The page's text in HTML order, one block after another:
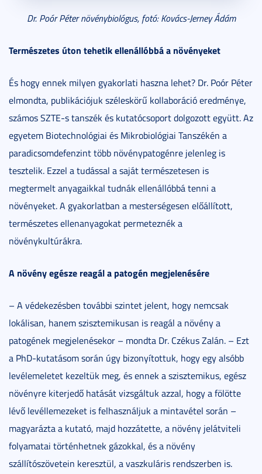
Dr. Poór Péter növénybiológus, fotó: Kovács-Jerney Ádám
Természetes úton tehetik ellenállóbbá a növényeket
És hogy ennek milyen gyakorlati haszna lehet? Dr. Poór Péter
elmondta, publikációjuk széleskörű kollaboráció eredménye,
számos SZTE-s tanszék és kutatócsoport dolgozott együtt. Az
egyetem Biotechnológiai és Mikrobiológiai Tanszékén a
paradicsomdefenzint több növénypatogénre jelenleg is
tesztelik. Ezzel a tudással a saját természetesen is
megtermelt anyagaikkal tudnák ellenállóbbá tenni a
növényeket. A gyakorlatban a mesterségesen előállított,
természetes ellenanyagokat permeteznék a
növénykultúrákra.
A növény egésze reagál a patogén megjelenésére
– A védekezésben további szintet jelent, hogy nemcsak
lokálisan, hanem szisztemikusan is reagál a növény a
patogének megjelenésekor – mondta Dr. Czékus Zalán. – Ezt
a PhD-kutatásom során úgy bizonyítottuk, hogy egy alsóbb
levélemeletet kezeltük meg, és ennek a szisztemikus, egész
növényre kiterjedő hatását vizsgáltuk azzal, hogy a fölötte
lévő levéllemezeket is felhasználjuk a mintavétel során –
magyarázta a kutató, majd hozzátette, a növény jelátviteli
folyamatai történhetnek gázokkal, és a növény
szállítószövetein keresztül, a vaszkuláris rendszerben is.